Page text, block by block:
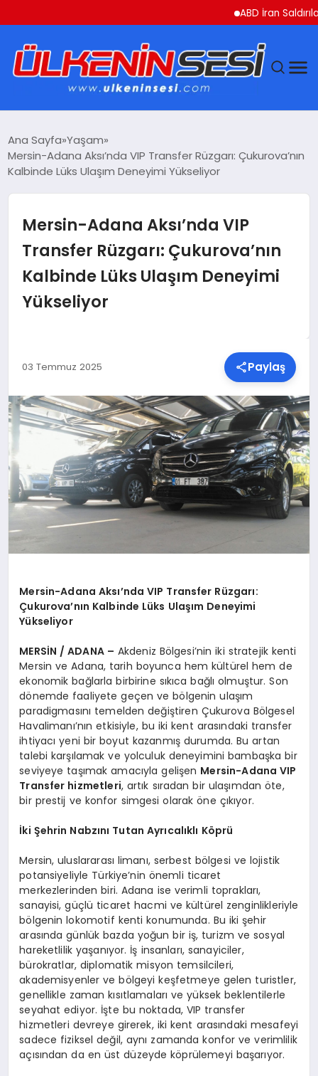
ABD İran Saldırılarını
EKONOMI
SAĞLIK
YAŞAM
MALATYA HABERLERI
Ana Sayfa Yaşam
Mersin-Adana Aksı’nda VIP Transfer Rüzgarı: Çukurova’nın
Kalbinde Lüks Ulaşım Deneyimi Yükseliyor
Mersin-Adana Aksı’nda VIP
Transfer Rüzgarı: Çukurova’nın
Kalbinde Lüks Ulaşım Deneyimi
Yükseliyor
03 Temmuz 2025 Paylaş
Mersin-Adana Aksı’nda VIP Transfer Rüzgarı:
Çukurova’nın Kalbinde Lüks Ulaşım Deneyimi
Yükseliyor
MERSİN / ADANA – Akdeniz Bölgesi’nin iki stratejik kenti
Mersin ve Adana, tarih boyunca hem kültürel hem de
ekonomik bağlarla birbirine sıkıca bağlı olmuştur. Son
dönemde faaliyete geçen ve bölgenin ulaşım
paradigmasını temelden değiştiren Çukurova Bölgesel
Havalimanı’nın etkisiyle, bu iki kent arasındaki transfer
ihtiyacı yeni bir boyut kazanmış durumda. Bu artan
talebi karşılamak ve yolculuk deneyimini bambaşka bir
seviyeye taşımak amacıyla gelişen Mersin-Adana VIP
Transfer hizmetleri, artık sıradan bir ulaşımdan öte,
bir prestij ve konfor simgesi olarak öne çıkıyor.
İki Şehrin Nabzını Tutan Ayrıcalıklı Köprü
Mersin, uluslararası limanı, serbest bölgesi ve lojistik
potansiyeliyle Türkiye’nin önemli ticaret
merkezlerinden biri. Adana ise verimli toprakları,
sanayisi, güçlü ticaret hacmi ve kültürel zenginlikleriyle
bölgenin lokomotif kenti konumunda. Bu iki şehir
arasında günlük bazda yoğun bir iş, turizm ve sosyal
hareketlilik yaşanıyor. İş insanları, sanayiciler,
bürokratlar, diplomatik misyon temsilcileri,
akademisyenler ve bölgeyi keşfetmeye gelen turistler,
genellikle zaman kısıtlamaları ve yüksek beklentilerle
seyahat ediyor. İşte bu noktada, VIP transfer
hizmetleri devreye girerek, iki kent arasındaki mesafeyi
sadece fiziksel değil, aynı zamanda konfor ve verimlilik
açısından da en üst düzeyde köprülemeyi başarıyor.